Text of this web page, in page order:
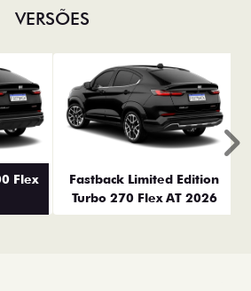
VERSÕES
Flex
Fastback Limited Edition
Turbo 270 Flex AT 2026